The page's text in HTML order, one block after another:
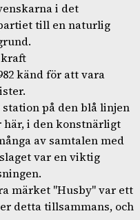
i det
till en naturlig
känd för att vara
på den blå linjen
här, i den konstnärligt
av samtalen med
var en viktig
märket "Husby" var ett
detta tillsammans, och